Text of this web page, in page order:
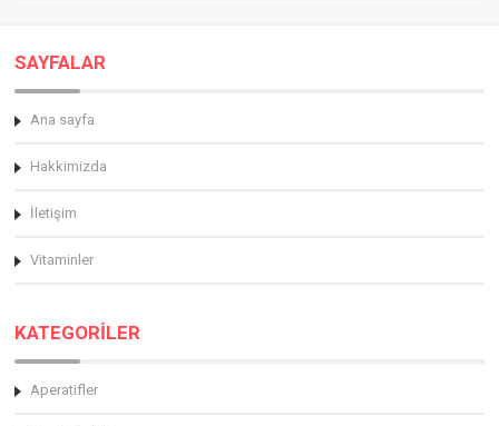
SAYFALAR
Ana sayfa
Hakkimizda
İletişim
Vitaminler
KATEGORİLER
Aperatifler